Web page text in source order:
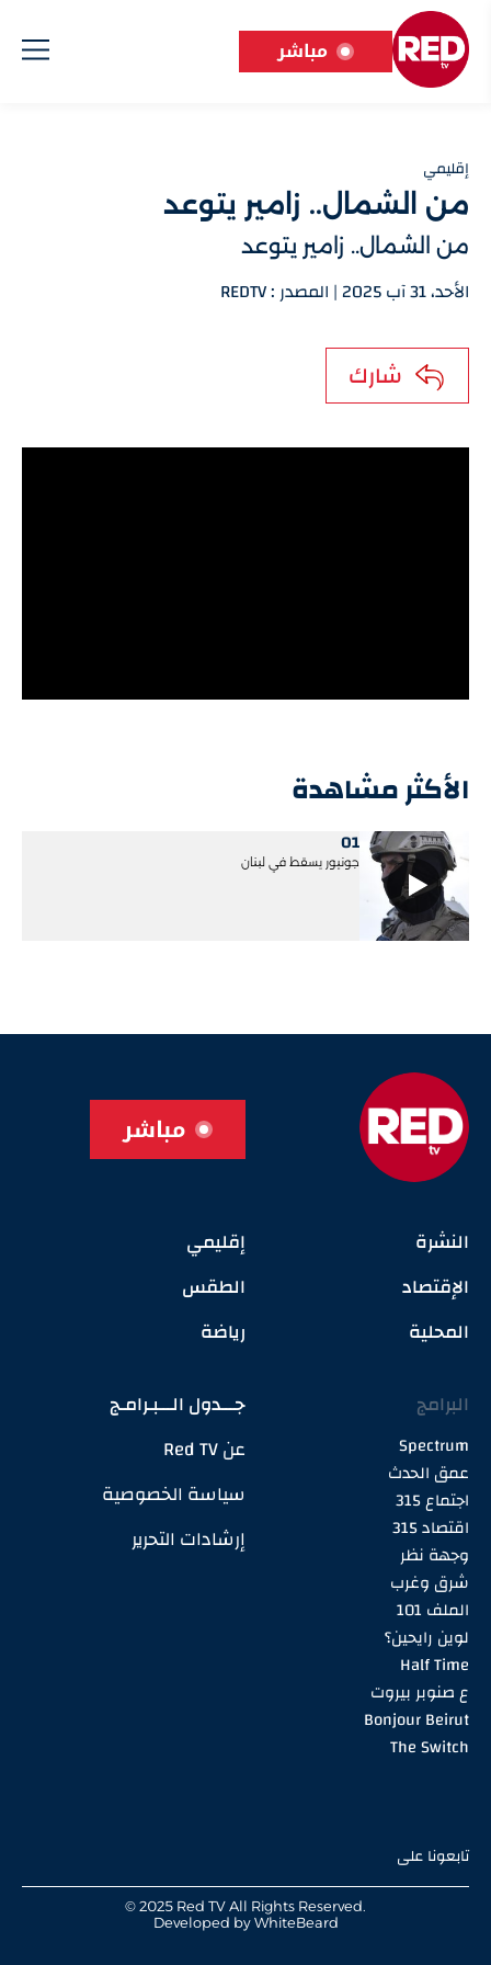
مباشر
إقليمي
من الشمال.. زامير يتوعد
من الشمال.. زامير يتوعد
الأحد، 31 آب 2025 | المصدر : REDTV
شارك
الأكثر مشاهدة
01
جونيور يسقط في لبنان
مباشر
النشرة
الإقتصاد
المحلية
إقليمي
الطقس
رياضة
البرامج
Spectrum
عمق الحدث
اجتماع 315
اقتصاد 315
وجهة نظر
شرق وغرب
الملف 101
لوين رايحين؟
Half Time
ع صنوبر بيروت
Bonjour Beirut
The Switch
جـــدول الـــبـرامـج
عن Red TV
سياسة الخصوصية
إرشادات التحرير
تابعونا على
© 2025 Red TV All Rights Reserved.
Developed byWhiteBeard